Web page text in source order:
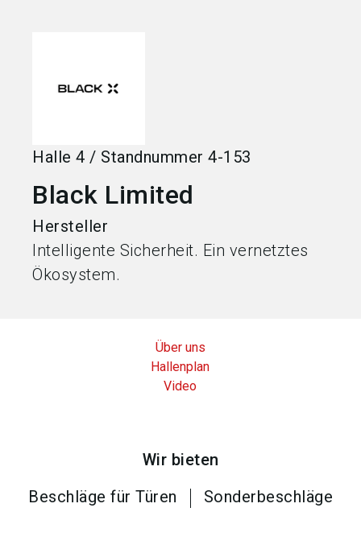
Halle 4 / Standnummer 4-153
Black Limited
Hersteller
Intelligente Sicherheit. Ein vernetztes
Ökosystem.
Über uns
Hallenplan
Video
Wir bieten
Beschläge für Türen
Sonderbeschläge